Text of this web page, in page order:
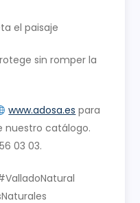
el paisaje
sin romper la
www.adosa.es para
nuestro catálogo.
03 03.